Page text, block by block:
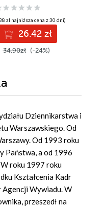
zł najniższa cena z 30 dni)
26.42 zł
34.90zł (-24%)
Dziennikarstwa i
Warszawskiego. Od
Od 1993 roku
Państwa, a od 1996
roku 1997 roku
Kształcenia Kadr
Wywiadu. W
przeszedł na